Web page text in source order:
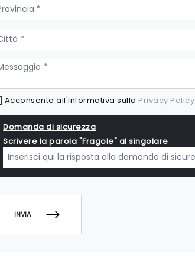
Acconsento all'informativa sulla Privacy Policy
Domanda di sicurezza
Scrivere la parola "Fragole" al singolare
INVIA